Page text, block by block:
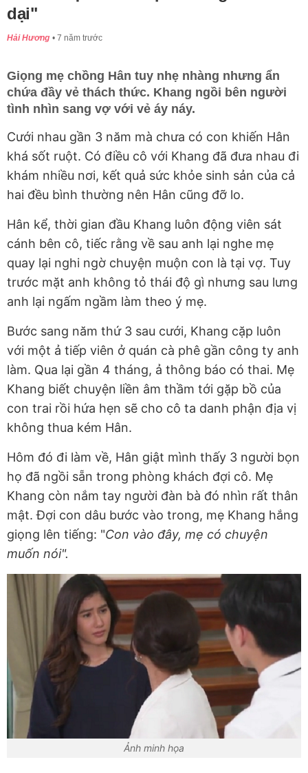
dại"
Hải Hương 7 năm trước
Giọng mẹ chồng Hân tuy nhẹ nhàng nhưng ẩn
chứa đầy vẻ thách thức. Khang ngồi bên người
tình nhìn sang vợ với vẻ áy náy.
Cưới nhau gần 3 năm mà chưa có con khiến Hân
khá sốt ruột. Có điều cô với Khang đã đưa nhau đi
khám nhiều nơi, kết quả sức khỏe sinh sản của cả
hai đều bình thường nên Hân cũng đỡ lo.
Hân kể, thời gian đầu Khang luôn động viên sát
cánh bên cô, tiếc rằng về sau anh lại nghe mẹ
quay lại nghi ngờ chuyện muộn con là tại vợ. Tuy
trước mặt anh không tỏ thái độ gì nhưng sau lưng
anh lại ngấm ngầm làm theo ý mẹ.
Bước sang năm thứ 3 sau cưới, Khang cặp luôn
với một ả tiếp viên ở quán cà phê gần công ty anh
làm. Qua lại gần 4 tháng, ả thông báo có thai. Mẹ
Khang biết chuyện liền âm thầm tới gặp bồ của
con trai rồi hứa hẹn sẽ cho cô ta danh phận địa vị
không thua kém Hân.
Hôm đó đi làm về, Hân giật mình thấy 3 người bọn
họ đã ngồi sẵn trong phòng khách đợi cô. Mẹ
Khang còn nắm tay người đàn bà đó nhìn rất thân
mật. Đợi con dâu bước vào trong, mẹ Khang hắng
giọng lên tiếng: "Con vào đây, mẹ có chuyện
muốn nói".
Ảnh minh họa